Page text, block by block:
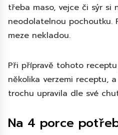
třeba maso, vejce či sýr si
neodolatelnou pochoutku.
meze nekladou.
Při přípravě tohoto
několika verzemi receptu,
trochu upravila dle své
Na 4 porce